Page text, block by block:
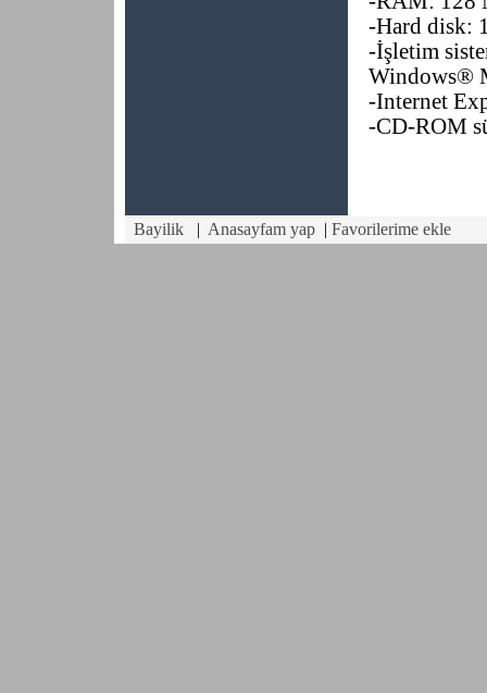
-Hard disk:
-İşletim
Windows®
-Internet
-CD-ROM
Bayilik | Anasayfam yap | Favorilerime ekle